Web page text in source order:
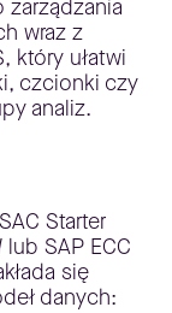
zarządzania
wraz z
który ułatwi
czcionki czy
analiz.
Starter
SAP ECC
się
danych: